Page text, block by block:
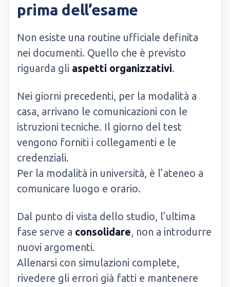
prima dell’esame
Non esiste una routine ufficiale definita
nei documenti. Quello che è previsto
riguarda gli aspetti organizzativi.
Nei giorni precedenti, per la modalità a
casa, arrivano le comunicazioni con le
istruzioni tecniche. Il giorno del test
vengono forniti i collegamenti e le
credenziali.
Per la modalità in università, è l’ateneo a
comunicare luogo e orario.
Dal punto di vista dello studio, l’ultima
fase serve a consolidare, non a introdurre
nuovi argomenti.
Allenarsi con simulazioni complete,
rivedere gli errori già fatti e mantenere